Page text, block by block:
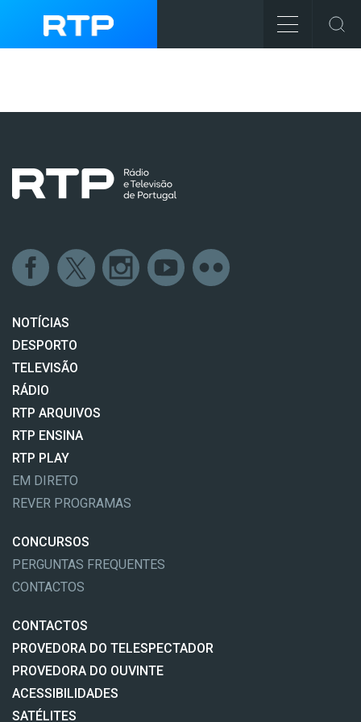
NOTÍCIAS
DESPORTO
TELEVISÃO
RÁDIO
RTP ARQUIVOS
RTP ENSINA
RTP PLAY
EM DIRETO
REVER PROGRAMAS
CONCURSOS
PERGUNTAS FREQUENTES
CONTACTOS
CONTACTOS
PROVEDORA DO TELESPECTADOR
PROVEDORA DO OUVINTE
ACESSIBILIDADES
SATÉLITES